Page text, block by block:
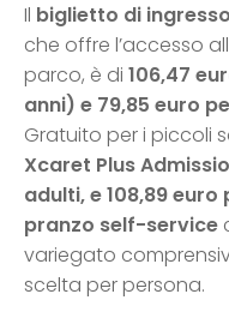
Il biglietto di
che offre l’accesso
parco, è di 106,47
anni) e 79,85 euro
Gratuito per i piccoli
Xcaret Plus
adulti, e 108,89
pranzo self-service
variegato
scelta per persona.